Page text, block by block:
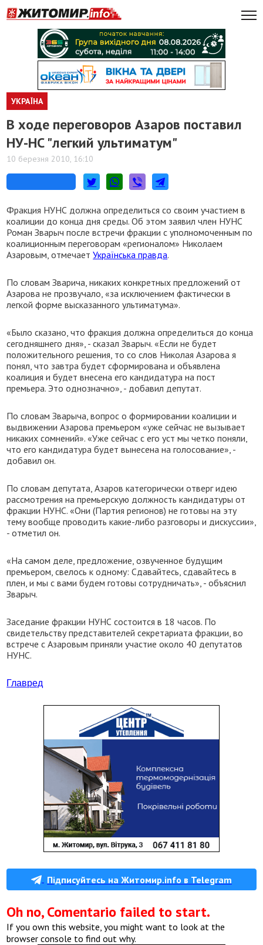
УКРАЇНА
В ходе переговоров Азаров поставил
НУ-НС "легкий ультиматум"
10 березня 2010, 16:10
Фракция НУНС должна определиться со своим участием в
коалиции до конца дня среды. Об этом заявил член НУНС
Роман Зварыч после встречи фракции с уполномоченным по
коалиционным переговорам «регионалом» Николаем
Азаровым, отмечаетУкраїнська правда.
По словам Зварича, никаких конкретных предложений от
Азарова не прозвучало, «за исключением фактически в
легкой форме высказанного ультиматума».
«Было сказано, что фракция должна определиться до конца
сегодняшнего дня», - сказал Зварыч. «Если не будет
положительного решения, то со слов Николая Азарова я
понял, что завтра будет сформирована и объявлена
коалиция и будет внесена его кандидатура на пост
премьера. Это однозначно», - добавил депутат.
По словам Зварыча, вопрос о формировании коалиции и
выдвижении Азарова премьером «уже сейчас не вызывает
никаких сомнений». «Уже сейчас с его уст мы четко поняли,
что его кандидатура будет вынесена на голосование», -
добавил он.
По словам депутата, Азаров категорически отверг идею
рассмотрения на премьерскую должность кандидатуры от
фракции НУНС. «Они (Партия регионов) не готовы на эту
тему вообще проводить какие-либо разговоры и дискуссии»,
- отметил он.
«На самом деле, предложение, озвученное будущим
премьером, свелось к одному: Сдавайтесь, сдавайтесь в
плен, и мы с вами будем готовы сотрудничать», - объяснил
Зварыч.
Заседание фракции НУНС состоится в 18 часов. По
свидетельству представителей секретариата фракции, во
встрече с Азаровым приняли участие около 40 депутатов
НУНС.
Главред
Підписуйтесь на Житомир.info в Telegram
Oh no, Comentario failed to start.
If you own this website, you might want to look at the
browser console to find out why.